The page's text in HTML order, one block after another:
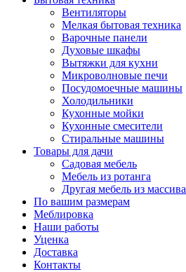
Вентиляторы
Мелкая бытовая техника
Варочные панели
Духовые шкафы
Вытяжки для кухни
Микроволновые печи
Посудомоечные машины
Холодильники
Кухонные мойки
Кухонные смесители
Стиральные машины
Товары для дачи
Садовая мебель
Мебель из ротанга
Другая мебель из массива
По вашим размерам
Меблировка
Наши работы
Уценка
Доставка
Контакты